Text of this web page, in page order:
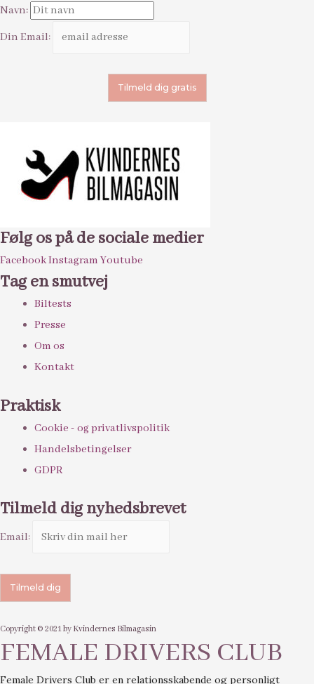
Navn:
Din Email:
Følg os på de sociale medier
FacebookInstagram Youtube
Tag en smutvej
Biltests
Presse
Om os
Kontakt
Praktisk
Cookie - og privatlivspolitik
Handelsbetingelser
GDPR
Tilmeld dig nyhedsbrevet
Email:
Copyright © 2021 by Kvindernes Bilmagasin
FEMALE DRIVERS CLUB
Female Drivers Club er en relationsskabende og personligt